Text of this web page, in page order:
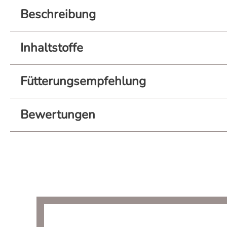
Beschreibung
Inhaltstoffe
Fütterungsempfehlung
Bewertungen